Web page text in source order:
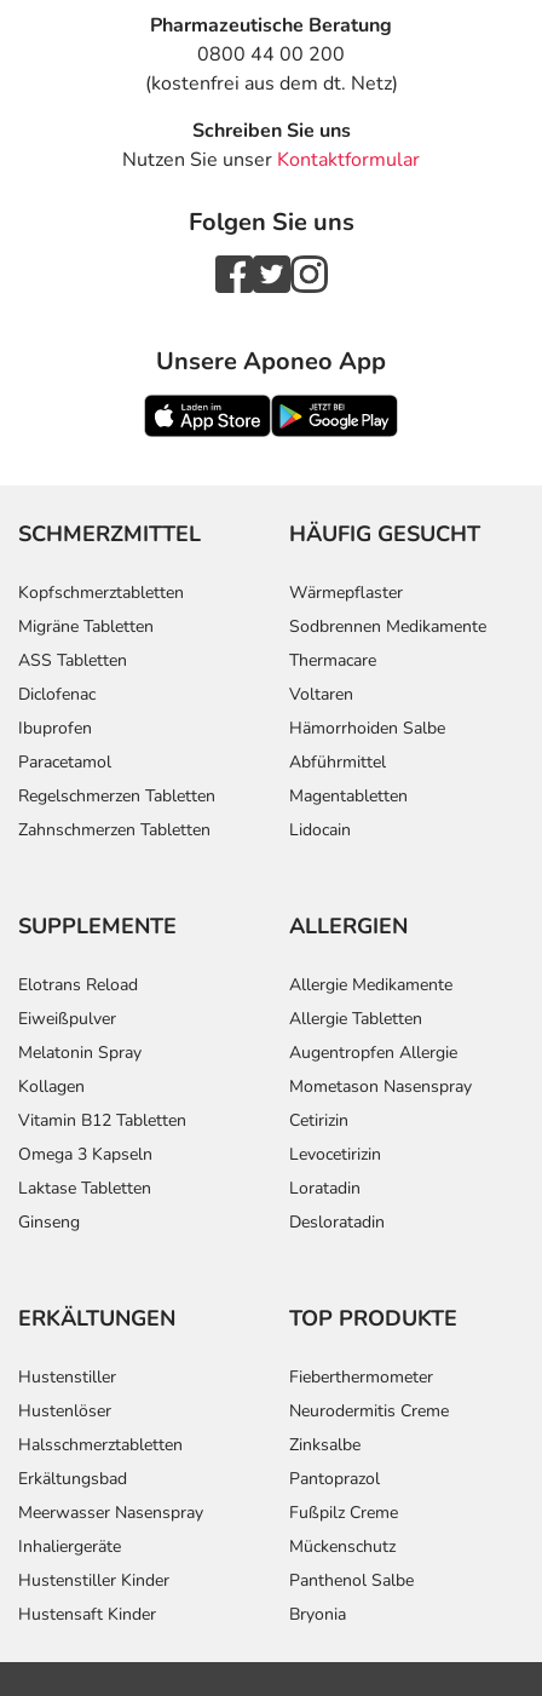
Pharmazeutische Beratung
0800 44 00 200
(kostenfrei aus dem dt. Netz)
Schreiben Sie uns
Nutzen Sie unser Kontaktformular
Folgen Sie uns
Unsere Aponeo App
SCHMERZMITTEL
Kopfschmerztabletten
Migräne Tabletten
ASS Tabletten
Diclofenac
Ibuprofen
Paracetamol
Regelschmerzen Tabletten
Zahnschmerzen Tabletten
HÄUFIG GESUCHT
Wärmepflaster
Sodbrennen Medikamente
Thermacare
Voltaren
Hämorrhoiden Salbe
Abführmittel
Magentabletten
Lidocain
SUPPLEMENTE
Elotrans Reload
Eiweißpulver
Melatonin Spray
Kollagen
Vitamin B12 Tabletten
Omega 3 Kapseln
Laktase Tabletten
Ginseng
ALLERGIEN
Allergie Medikamente
Allergie Tabletten
Augentropfen Allergie
Mometason Nasenspray
Cetirizin
Levocetirizin
Loratadin
Desloratadin
ERKÄLTUNGEN
Hustenstiller
Hustenlöser
Halsschmerztabletten
Erkältungsbad
Meerwasser Nasenspray
Inhaliergeräte
Hustenstiller Kinder
Hustensaft Kinder
TOP PRODUKTE
Fieberthermometer
Neurodermitis Creme
Zinksalbe
Pantoprazol
Fußpilz Creme
Mückenschutz
Panthenol Salbe
Bryonia